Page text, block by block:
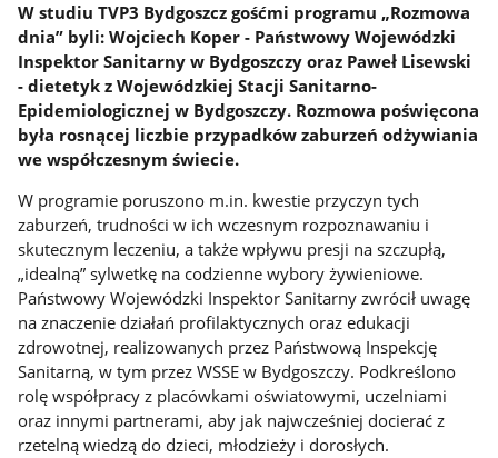
W studiu TVP3 Bydgoszcz gośćmi programu „Rozmowa
dnia” byli: Wojciech Koper - Państwowy Wojewódzki
Inspektor Sanitarny w Bydgoszczy oraz Paweł Lisewski
- dietetyk z Wojewódzkiej Stacji Sanitarno-
Epidemiologicznej w Bydgoszczy. Rozmowa poświęcona
była rosnącej liczbie przypadków zaburzeń odżywiania
we współczesnym świecie.
W programie poruszono m.in. kwestie przyczyn tych
zaburzeń, trudności w ich wczesnym rozpoznawaniu i
skutecznym leczeniu, a także wpływu presji na szczupłą,
„idealną” sylwetkę na codzienne wybory żywieniowe.
Państwowy Wojewódzki Inspektor Sanitarny zwrócił uwagę
na znaczenie działań profilaktycznych oraz edukacji
zdrowotnej, realizowanych przez Państwową Inspekcję
Sanitarną, w tym przez WSSE w Bydgoszczy. Podkreślono
rolę współpracy z placówkami oświatowymi, uczelniami
oraz innymi partnerami, aby jak najwcześniej docierać z
rzetelną wiedzą do dzieci, młodzieży i dorosłych.